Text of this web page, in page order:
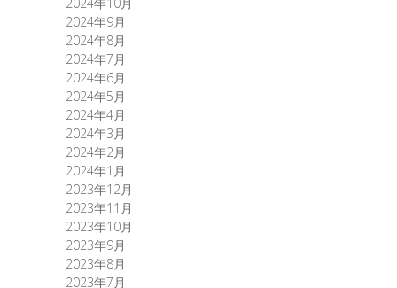
2024年9月
2024年8月
2024年7月
2024年6月
2024年5月
2024年4月
2024年3月
2024年2月
2024年1月
2023年12月
2023年11月
2023年10月
2023年9月
2023年8月
2023年7月